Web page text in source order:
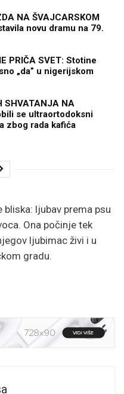
NA ŠVAJCARSKOM
novu dramu na 79.
PRIČA SVET: Stotine
„da” u nigerijskom
SHVATANJA NA
se ultraortodoksni
zbog rada kafića
bliska: ljubav prema psu
Ona počinje tek
ljubimac živi i u
gradu.